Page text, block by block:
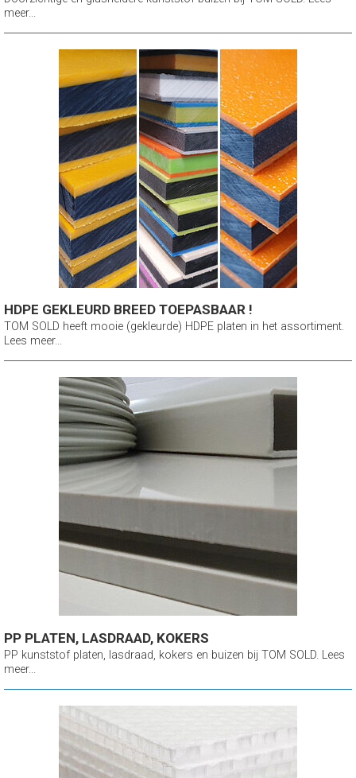
meer...
HDPE GEKLEURD BREED TOEPASBAAR !
TOM SOLD heeft mooie (gekleurde) HDPE platen in het assortiment.
Lees meer...
PP PLATEN, LASDRAAD, KOKERS
PP kunststof platen, lasdraad, kokers en buizen bij TOM SOLD. Lees
meer...